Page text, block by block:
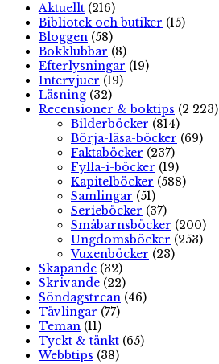
Aktuellt (216)
Bibliotek och butiker (15)
Bloggen (58)
Bokklubbar (8)
Efterlysningar (19)
Intervjuer (19)
Läsning (32)
Recensioner & boktips (2 223)
Bilderböcker (814)
Börja-läsa-böcker (69)
Faktaböcker (237)
Fylla-i-böcker (19)
Kapitelböcker (588)
Samlingar (51)
Serieböcker (37)
Småbarnsböcker (200)
Ungdomsböcker (253)
Vuxenböcker (23)
Skapande (32)
Skrivande (22)
Söndagstrean (46)
Tävlingar (77)
Teman (11)
Tyckt & tänkt (65)
Webbtips (38)